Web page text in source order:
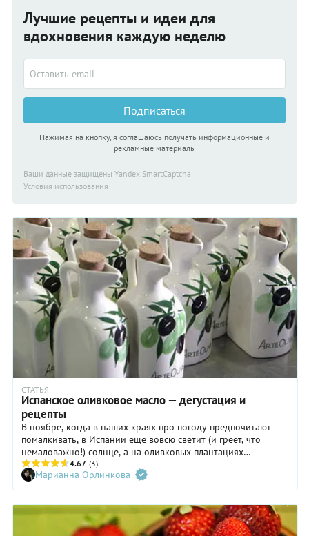
Лучшие рецепты и идеи для
вдохновения каждую неделю
Подписаться
Нажимая на кнопку, я соглашаюсь получать информационные и
рекламные материалы
Ваши данные защищены Yandex SmartCaptcha
Условия использования
СТАТЬЯ
Испанское оливковое масло — дегустация и
рецепты
В ноябре, когда в наших краях про погоду предпочитают
помалкивать, в Испании еще вовсю светит (и греет, что
немаловажно!) солнце, а на оливковых плантациях
начинается сбор оливок.
4.67 (3)
Марианна Орлинкова